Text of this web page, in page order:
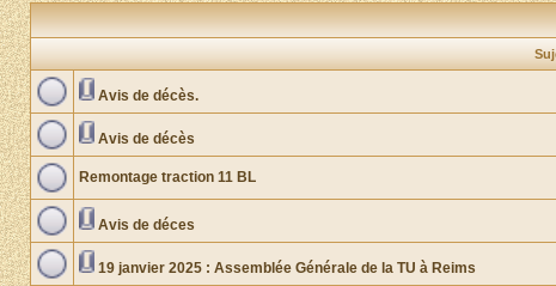
Avis de décès.
Avis de décès
Remontage traction 11 BL
Avis de déces
19 janvier 2025 : Assemblée Générale de la TU à Reims